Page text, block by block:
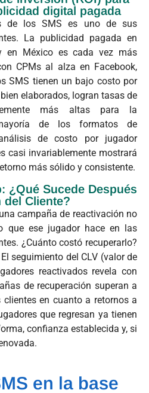
digital pagada
de los SMS es uno de sus
La publicidad pagada en
en México es cada vez más
CPMs al alza en Facebook,
SMS tienen un bajo costo por
elaborados, logran tasas de
más altas para la
de los formatos de
de costo por jugador
casi invariablemente mostrará
más sólido y consistente.
¿Qué Sucede Después
del Cliente?
campaña de reactivación no
que ese jugador hace en las
¿Cuánto costó recuperarlo?
seguimiento del CLV (valor de
reactivados revela con
de recuperación superan a
clientes en cuanto a retornos a
que regresan ya tienen
confianza establecida y, si
en la base